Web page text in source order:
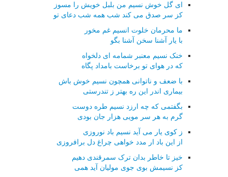
ای گل خوش نسیم من بلبل خویش را مسوز
کز سر صدق می کند شب همه شب دعای تو
ما محرمان خلوت انسیم غم مخور
با یار آشنا سخن آشنا بگو
خنک نسیم معنبر شمامه ای دلخواه
که در هوای تو برخاست بامداد پگاه
با ضعف و ناتوانی همچون نسیم خوش باش
بیماری اندر این ره بهتر ز تندرستی
بگفتمی که چه ارزد نسیم طره دوست
گرم به هر سر مویی هزار جان بودی
ز کوی یار می آید نسیم باد نوروزی
از این باد ار مدد خواهی چراغ دل برافروزی
خیز تا خاطر بدان ترک سمرقندی دهیم
کز نسیمش بوی جوی مولیان آید همی